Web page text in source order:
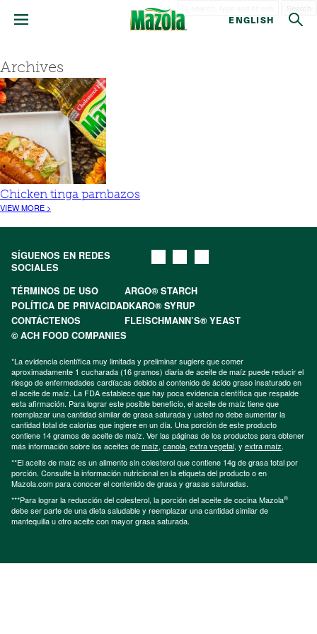
ENGLISH
Archives
Chicken tinga pambazos
VIEW MORE >
SÍGUENOS EN REDES
SOCIALES
TÉRMINOS DE USO
ARGO® STARCH
POLÍTICA DE PRIVACIDADKARO® SYRUP
CONTÁCTENOS
FLEISCHMANN’S® YEAST
© ACH FOOD COMPANIES
*La evidencia científica muy limitada y preliminar sugiere que comer
aproximadamente 1 cucharada (16 gramos) diaria de aceite de maíz puede reducir el
riesgo de enfermedades cardíacas debido al contenido de ácido graso insaturado en
el aceite de maíz. La FDA establece que hay poca evidencia científica que respalde
esta afirmación. Para lograr este posible beneficio, el aceite de maíz tiene que
reemplazar una cantidad similar de grasa saturada y usted no debe aumentar la
cantidad total de calorías que ingiere en un día. Una porción de este producto
contiene 14 gramos de aceite de maíz. Ver las páginas de los productos para obtener
más información sobre los aceites demaíz, canola, extra vegetal, y extra maíz.
**El aceite de maíz es un alimento sin colesterol que contiene 14g de grasa total por
porción. Consulte la información nutricional en la etiqueta del producto o en
Mazola.com para conocer el contenido de grasa y grasas saturadas.
***Para lograr la reducción del colesterol, la porción del aceite de cocina Mazola®
debe ser parte de una dieta saludable y reemplazar una cantidad similar de
mantequilla u otro aceite con mayor grasa saturada.